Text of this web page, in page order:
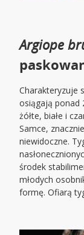
Argiope
Charakteryzuje
osiągają ponad
żółte, białe i
Samce,
niewidoczne.
środek
młodych
formę. Ofiarą